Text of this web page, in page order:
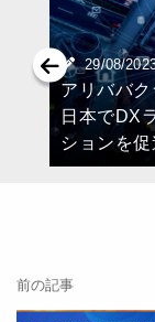
29/08/
アリババ
日本でDX
ションを促
前の記事